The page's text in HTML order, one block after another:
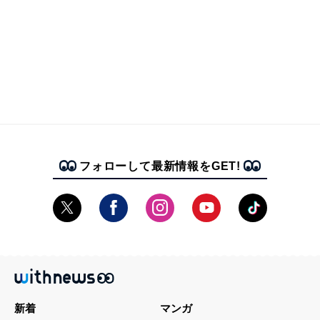
フォローして最新情報をGET!
新着 マンガ